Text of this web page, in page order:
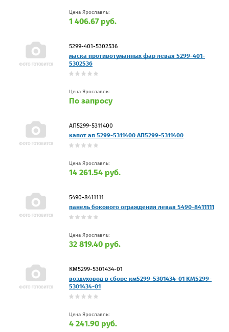
Цена Ярославль:
1 406.67 руб.
5299-401-5302536
маска противотуманных фар левая 5299-401-
5302536
Цена Ярославль:
По запросу
АП5299-5311400
капот ап 5299-5311400 АП5299-5311400
Цена Ярославль:
14 261.54 руб.
5490-8411111
панель бокового ограждения левая 5490-8411111
Цена Ярославль:
32 819.40 руб.
КМ5299-5301434-01
воздуховод в сборе км5299-5301434-01 КМ5299-
5301434-01
Цена Ярославль:
4 241.90 руб.